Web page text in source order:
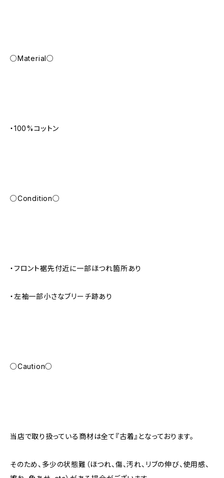
○Material○
・100%コットン
○Condition○
・フロント裾先付近に一部ほつれ箇所あり
・左袖一部小さなブリーチ跡あり
○Caution○
当店で取り扱っている商材は全て『古着』となっております。
そのため、多少の状態難（ほつれ、傷、汚れ、リブの伸び、使用感、